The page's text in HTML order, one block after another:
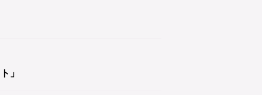
」